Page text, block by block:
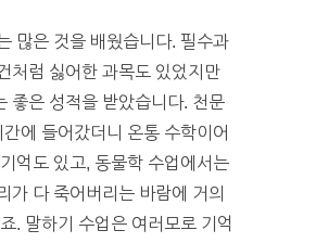
많은 것을 배웠습니다. 필수과
처럼 싫어한 과목도 있었지만
좋은 성적을 받았습니다. 천문
에 들어갔더니 온통 수학이어
억도 있고, 동물학 수업에서는
가 다 죽어버리는 바람에 거의
. 말하기 수업은 여러모로 기억